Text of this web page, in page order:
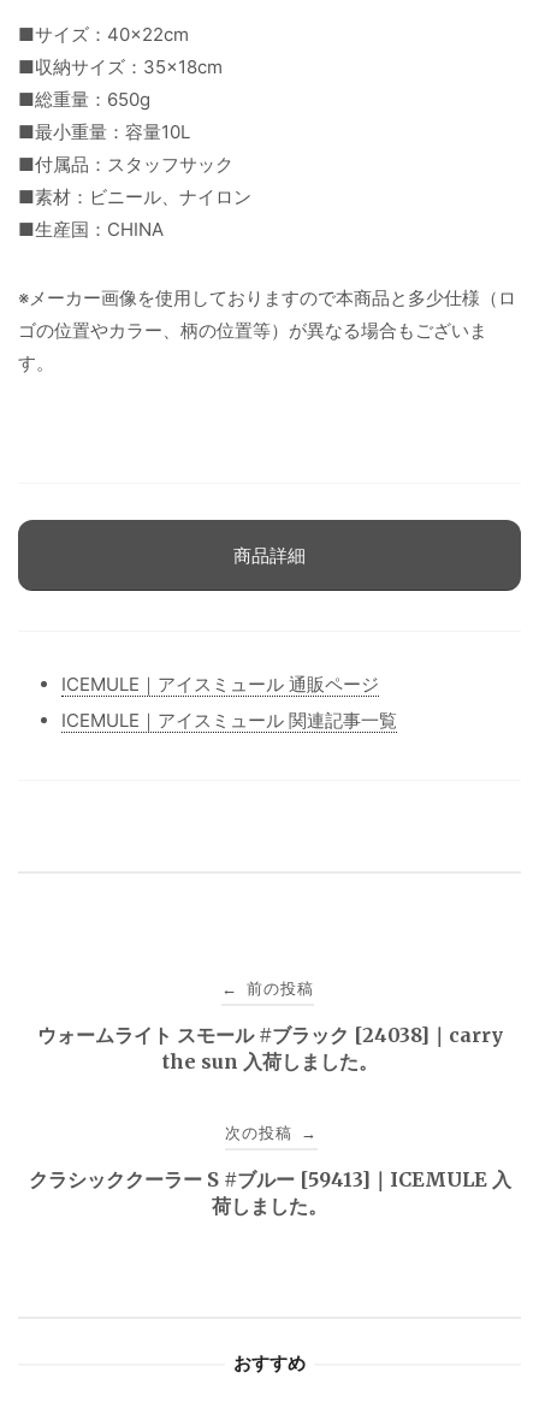
■サイズ：40×22cm
■収納サイズ：35×18cm
■総重量：650g
■最小重量：容量10L
■付属品：スタッフサック
■素材：ビニール、ナイロン
■生産国：CHINA
※メーカー画像を使用しておりますので本商品と多少仕様（ロ
ゴの位置やカラー、柄の位置等）が異なる場合もございま
す。
商品詳細
ICEMULE｜アイスミュール 通販ページ
ICEMULE｜アイスミュール 関連記事一覧
稿
ゲ
← 前の投稿
ウォームライト スモール #ブラック [24038]｜carry
the sun 入荷しました。
次の投稿 →
クラシッククーラー S #ブルー [59413]｜ICEMULE 入
荷しました。
おすすめ